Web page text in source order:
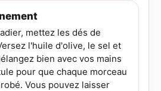
mettez les dés de
l'huile d'olive, le sel et
bien avec vos mains
pour que chaque morceau
Vous pouvez laisser